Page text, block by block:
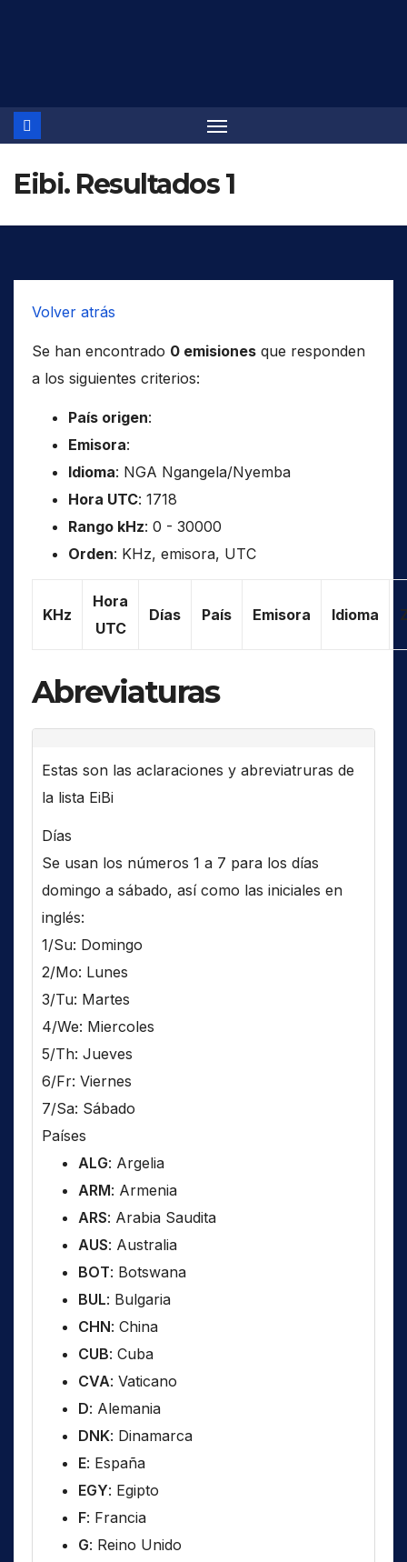
Eibi. Resultados 1
Volver atrás
Se han encontrado 0 emisiones que responden
a los siguientes criterios:
País origen:
Emisora:
Idioma: NGA Ngangela/Nyemba
Hora UTC: 1718
Rango kHz: 0 - 30000
Orden: KHz, emisora, UTC
KHz
Hora
UTC
Días País Emisora Idioma
Abreviaturas
Estas son las aclaraciones y abreviatruras de
la lista EiBi
Días
Se usan los números 1 a 7 para los días
domingo a sábado, así como las iniciales en
inglés:
1/Su: Domingo
2/Mo: Lunes
3/Tu: Martes
4/We: Miercoles
5/Th: Jueves
6/Fr: Viernes
7/Sa: Sábado
Países
ALG: Argelia
ARM: Armenia
ARS: Arabia Saudita
AUS: Australia
BOT: Botswana
BUL: Bulgaria
CHN: China
CUB: Cuba
CVA: Vaticano
D: Alemania
DNK: Dinamarca
E: España
EGY: Egipto
F: Francia
G: Reino Unido